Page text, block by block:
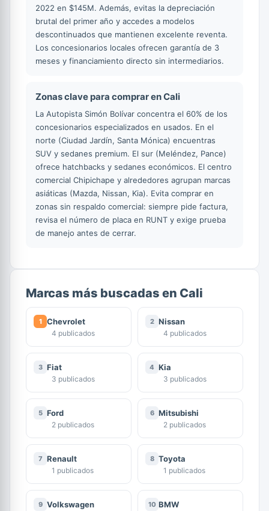
2022 en $145M. Además, evitas la depreciación
brutal del primer año y accedes a modelos
descontinuados que mantienen excelente reventa.
Los concesionarios locales ofrecen garantía de 3
meses y financiamiento directo sin intermediarios.
Zonas clave para comprar en Cali
La Autopista Simón Bolívar concentra el 60% de los
concesionarios especializados en usados. En el
norte (Ciudad Jardín, Santa Mónica) encuentras
SUV y sedanes premium. El sur (Meléndez, Pance)
ofrece hatchbacks y sedanes económicos. El centro
comercial Chipichape y alrededores agrupan marcas
asiáticas (Mazda, Nissan, Kia). Evita comprar en
zonas sin respaldo comercial: siempre pide factura,
revisa el número de placa en RUNT y exige prueba
de manejo antes de cerrar.
Marcas más buscadas en Cali
1 Chevrolet
4 publicados
2 Nissan
4 publicados
3 Fiat
3 publicados
4 Kia
3 publicados
5 Ford
2 publicados
6 Mitsubishi
2 publicados
7 Renault
1 publicados
8 Toyota
1 publicados
9 Volkswagen 10 BMW